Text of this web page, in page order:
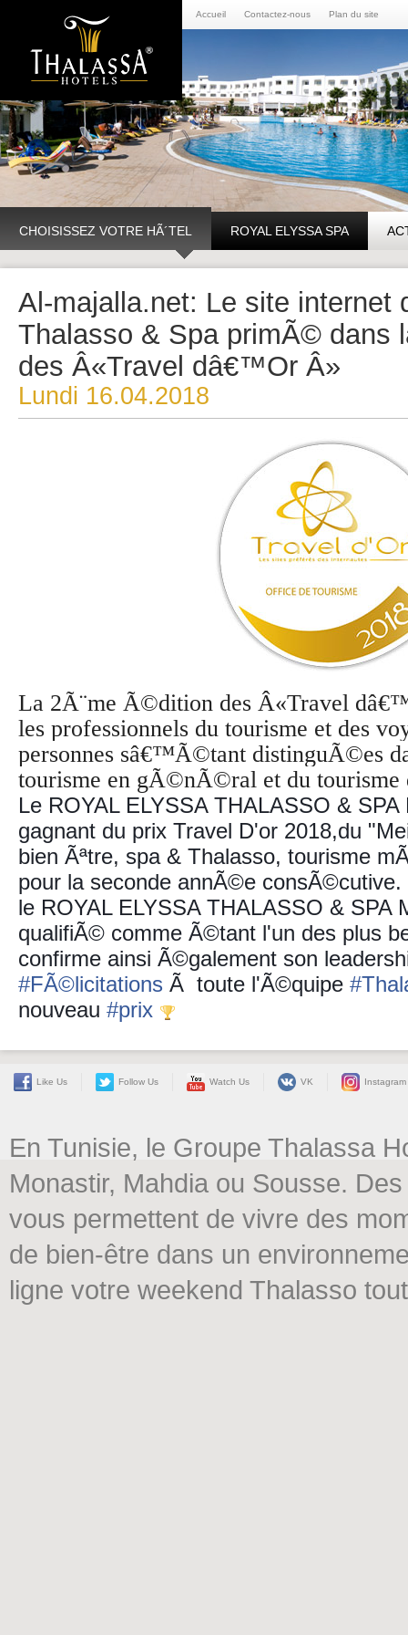
Accueil Contactez-nous Plan du site
CHOISISSEZ VOTRE HÃ´TEL ROYAL ELYSSA SPA
Al-majalla.net: Le site internet
Thalasso & Spa primÃ© dans
des Â«Travel dâ€™Or Â»
Lundi 16.04.2018
La 2Ã¨me Ã©dition des Â«Travel
les professionnels du tourisme et des
personnes sâ€™Ã©tant distinguÃ©es
tourisme en gÃ©nÃ©ral et du tourisme
Le ROYAL ELYSSA THALASSO &
gagnant du prix Travel D'or 2018,du
bien Ãªtre, spa & Thalasso, tourisme
pour la seconde annÃ©e consÃ©cutive.
le ROYAL ELYSSA THALASSO & SPA
qualifiÃ© comme Ã©tant l'un des plus
confirme ainsi Ã©galement son
#FÃ©licitations Ã toute l'Ã©quipe #
nouveau #prix
Like Us Follow Us Watch Us VK Instagram
En Tunisie, le Groupe Thalassa
Monastir, Mahdia ou Sousse.
vous permettent de vivre des
de bien-être dans un
ligne votre weekend Thalasso